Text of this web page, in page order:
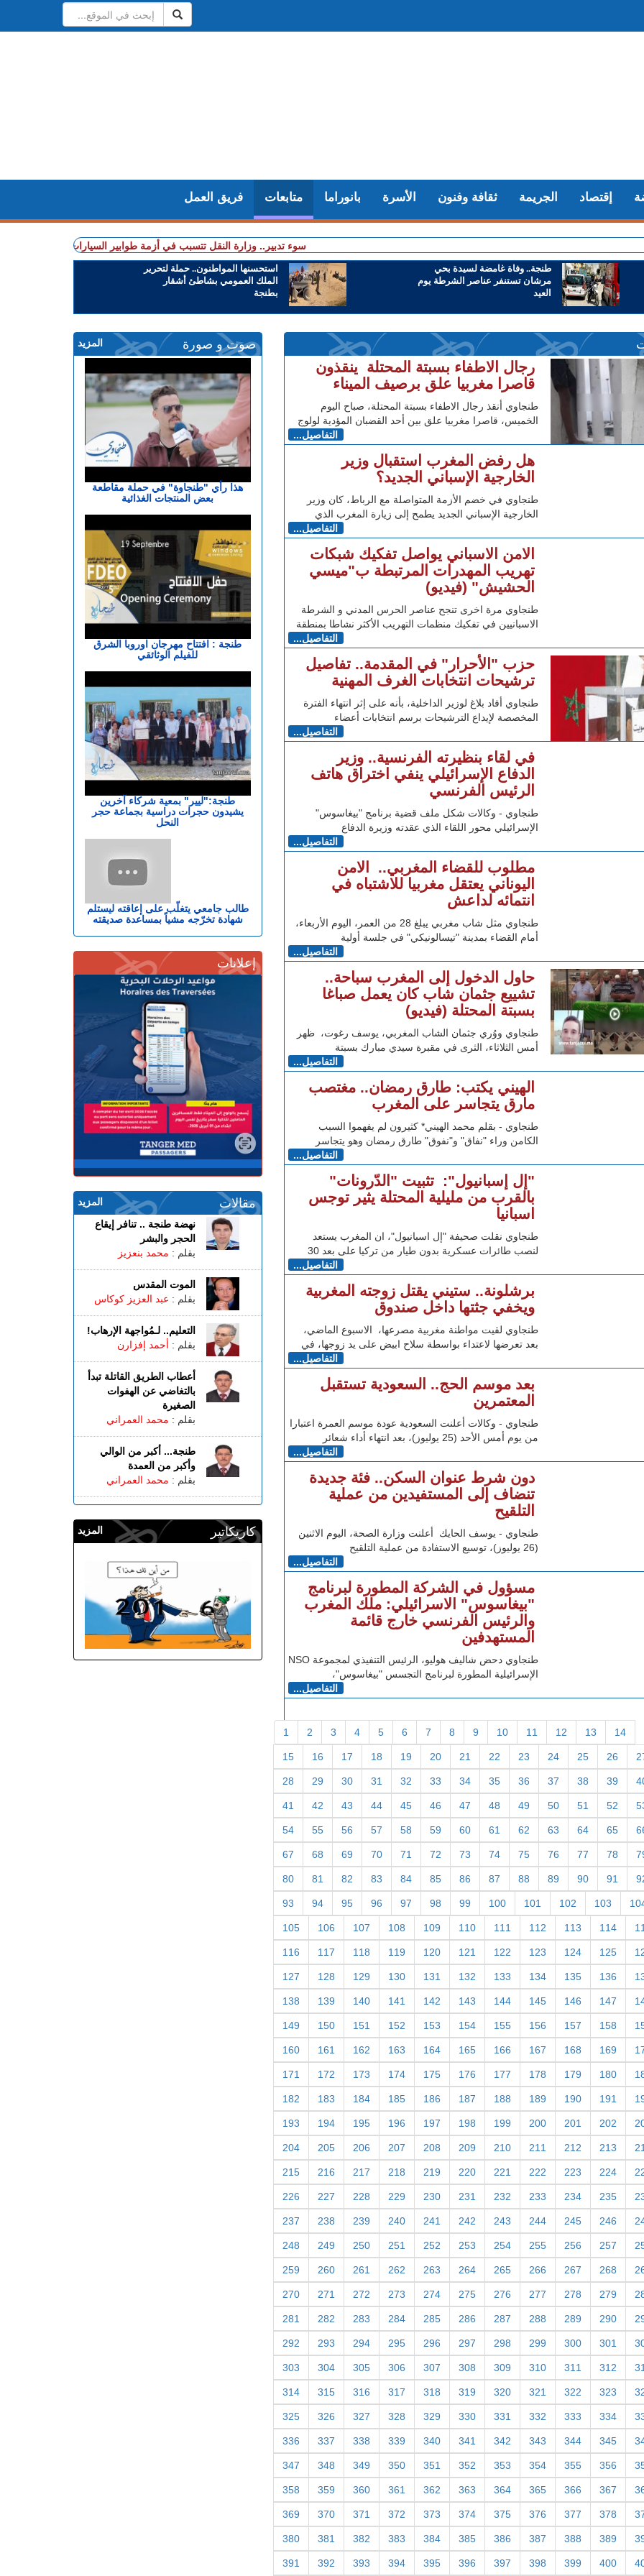
فريق العمل متابعات بانوراما الأسرة ثقافة وفنون الجريمة إقتصاد
+ سوء تدبير.. وزارة النقل تتسبب في أزمة طوابير السيارات أمام مراكز الفحص
استحسنها المواطنون.. حملة لتحرير
الملك العمومي بشاطئ أشقار
بطنجة
طنجة.. وفاة غامضة لسيدة بحي
مرشان تستنفر عناصر الشرطة يوم
العيد
رجال الاطفاء بسبتة المحتلة ينقذون
قاصرا مغربيا علق برصيف الميناء
طنجاوي أنقذ رجال الاطفاء بسبتة المحتلة، صباح اليوم
الخميس، قاصرا مغربيا علق بين أحد القضبان المؤدية لولوج
التفاصيل...
هل رفض المغرب استقبال وزير
الخارجية الإسباني الجديد؟
طنجاوي في خضم الأزمة المتواصلة مع الرباط، كان وزير
الخارجية الإسباني الجديد يطمح إلى زيارة المغرب الذي
التفاصيل...
الامن الاسباني يواصل تفكيك شبكات
تهريب المهدرات المرتبطة ب"ميسي
الحشيش" (فيديو)
طنجاوي مرة اخرى تنجح عناصر الحرس المدني و الشرطة
الاسبانيين في تفكيك منظمات التهريب الأكثر نشاطا بمنطقة
التفاصيل...
حزب "الأحرار" في المقدمة.. تفاصيل
ترشيحات انتخابات الغرف المهنية
طنجاوي أفاد بلاغ لوزير الداخلية، بأنه على إثر انتهاء الفترة
المخصصة لإيداع الترشيحات برسم انتخابات أعضاء
التفاصيل...
في لقاء بنظيرته الفرنسية.. وزير
الدفاع الإسرائيلي ينفي اختراق هاتف
الرئيس الفرنسي
طنجاوي - وكالات شكل ملف قضية برنامج "بيغاسوس"
الإسرائيلي محور اللقاء الذي عقدته وزيرة الدفاع
التفاصيل...
مطلوب للقضاء المغربي.. الامن
اليوناني يعتقل مغربيا للاشتباه في
انتمائه لداعش
طنجاوي مثل شاب مغربي يبلغ 28 من العمر، اليوم الأربعاء،
أمام القضاء بمدينة "تيسالونيكي" في جلسة أولية
التفاصيل...
حاول الدخول إلى المغرب سباحة..
تشييع جثمان شاب كان يعمل صباغا
بسبتة المحتلة (فيديو)
طنجاوي ووُري جثمان الشاب المغربي، يوسف رغوت، ظهر
أمس الثلاثاء، الثرى في مقبرة سيدي مبارك بسبتة
التفاصيل...
الهيني يكتب: طارق رمضان.. مغتصب
مارق يتجاسر على المغرب
طنجاوي - بقلم محمد الهيني* كثيرون لم يفهموا السبب
الكامن وراء "نفاق" و"نفوق" طارق رمضان وهو يتجاسر
التفاصيل...
"إل إسبانيول": تثبيت "الدّرونات"
بالقرب من مليلية المحتلة يثير توجس
اسبانيا
طنجاوي نقلت صحيفة "إل اسبانيول"، ان المغرب يستعد
لنصب طائرات عسكرية بدون طيار من تركيا على بعد 30
التفاصيل...
برشلونة.. ستيني يقتل زوجته المغربية
ويخفي جثتها داخل صندوق
طنجاوي لقيت مواطنة مغربية مصرعها، الاسبوع الماضي،
بعد تعرضها لاعتداء بواسطة سلاح ابيض على يد زوجها، في
التفاصيل...
بعد موسم الحج.. السعودية تستقبل
المعتمرين
طنجاوي - وكالات أعلنت السعودية عودة موسم العمرة اعتبارا
من يوم أمس الأحد (25 يوليوز)، بعد انتهاء أداء شعائر
التفاصيل...
دون شرط عنوان السكن.. فئة جديدة
تنضاف إلى المستفيدين من عملية
التلقيح
طنجاوي - يوسف الحايك أعلنت وزارة الصحة، اليوم الاثنين
(26 يوليوز)، توسيع الاستفادة من عملية التلقيح
التفاصيل...
مسؤول في الشركة المطورة لبرنامج
"بيغاسوس" الاسرائيلي: ملك المغرب
والرئيس الفرنسي خارج قائمة
المستهدفين
طنجاوي دحض شاليف هوليو، الرئيس التنفيذي لمجموعة NSO
الإسرائيلية المطورة لبرنامج التجسس "بيغاسوس"،
التفاصيل...
1 2 3 4 5 6 7 8 9 10 11 12 13 14
15 16 17 18 19 20 21 22 23 24 25 26
28 29 30 31 32 33 34 35 36 37 38 39
41 42 43 44 45 46 47 48 49 50 51 52
54 55 56 57 58 59 60 61 62 63 64 65
67 68 69 70 71 72 73 74 75 76 77 78
80 81 82 83 84 85 86 87 88 89 90 91
93 94 95 96 97 98 99 100 101 102 103
105 106 107 108 109 110 111 112 113 114
116 117 118 119 120 121 122 123 124 125
127 128 129 130 131 132 133 134 135 136
138 139 140 141 142 143 144 145 146 147
149 150 151 152 153 154 155 156 157 158
160 161 162 163 164 165 166 167 168 169
171 172 173 174 175 176 177 178 179 180
182 183 184 185 186 187 188 189 190 191
193 194 195 196 197 198 199 200 201 202
204 205 206 207 208 209 210 211 212 213
215 216 217 218 219 220 221 222 223 224
226 227 228 229 230 231 232 233 234 235
237 238 239 240 241 242 243 244 245 246
248 249 250 251 252 253 254 255 256 257
259 260 261 262 263 264 265 266 267 268
270 271 272 273 274 275 276 277 278 279
281 282 283 284 285 286 287 288 289 290
292 293 294 295 296 297 298 299 300 301
303 304 305 306 307 308 309 310 311 312
314 315 316 317 318 319 320 321 322 323
325 326 327 328 329 330 331 332 333 334
336 337 338 339 340 341 342 343 344 345
347 348 349 350 351 352 353 354 355 356
358 359 360 361 362 363 364 365 366 367
369 370 371 372 373 374 375 376 377 378
380 381 382 383 384 385 386 387 388 389
391 392 393 394 395 396 397 398 399 400
المزيد صوت و صورة
هذا رأي "طنجاوة" في حملة مقاطعة
بعض المنتجات الغذائية
طنجة : افتتاح مهرجان اوروبا الشرق
للفيلم الوثائقي
طنجة:"ليير" بمعية شركاء آخرين
يشيدون حجرات دراسية بجماعة حجر
النحل
طالب جامعي يتغلّب على إعاقته ليستلم
شهادة تخرّجه مشياً بمساعدة صديقته
إعلانات
المزيد مقالات
نهضة طنجة .. تنافر إيقاع
الحجر والبشر
بقلم : محمد بنعزيز
الموت المقدس
بقلم : عبد العزيز كوكاس
التعليم.. لـمُواجهة الإرهاب!
بقلم : أحمد إفزارن
أعطاب الطريق القاتلة تبدأ
بالتغاضي عن الهفوات
الصغيرة
بقلم : محمد العمراني
طنجة... أكبر من الوالي
وأكبر من العمدة
بقلم : محمد العمراني
المزيد كاريكاتير